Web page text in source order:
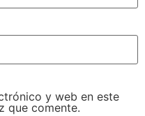
y web en este
que comente.